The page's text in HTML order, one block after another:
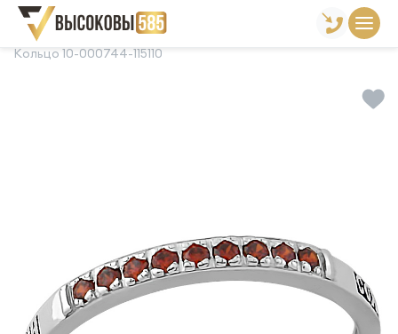
Главная Склад готовой продукции
Кольцо 10-000744-115110